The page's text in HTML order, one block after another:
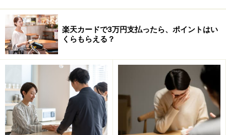
ンシティブ情報というのがあって、例えば、クレジット
カード番号や銀行口座番号、年収、借金の額などより知
られたくないデリケートな情報はこちらに入ります。
楽天カードで3万円支払ったら、ポイントはい
くらもらえる？